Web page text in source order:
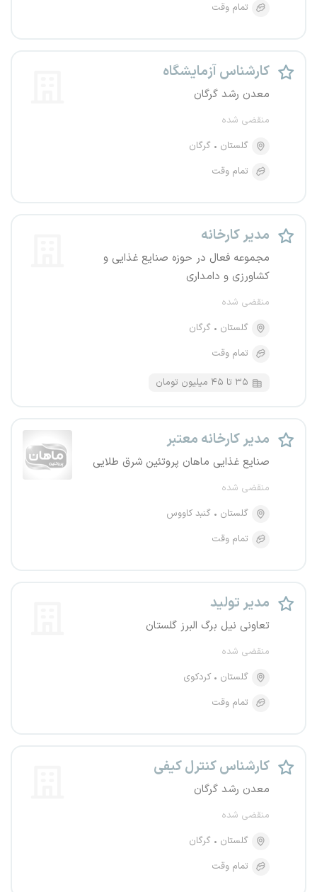
تمام وقت
کارشناس آزمایشگاه
معدن رشد گرگان
منقضی شده
گلستان
گرگان
تمام وقت
مدیر کارخانه
مجموعه فعال در حوزه صنایع غذایی و
کشاورزی و دامداری
منقضی شده
گلستان
گرگان
تمام وقت
۳۵ تا ۴۵ میلیون تومان
مدیر کارخانه معتبر
صنایع غذایی ماهان پروتئین شرق طلایی
منقضی شده
گلستان
گنبد کاووس
تمام وقت
مدیر تولید
تعاونی نیل برگ البرز گلستان
منقضی شده
گلستان
کردکوی
تمام وقت
کارشناس کنترل کیفی
معدن رشد گرگان
منقضی شده
گلستان
گرگان
تمام وقت